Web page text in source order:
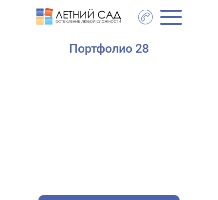
Главная- Портфолио 28
Портфолио 28